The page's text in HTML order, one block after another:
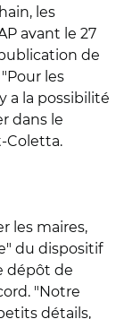
les
avant le 27
de
les
a la possibilité
dans le
Coletta.
les maires,
du dispositif
dépôt de
"Notre
détails,